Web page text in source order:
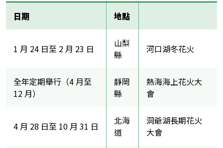
日期 地點
1 月 24 日至 2 月 23 日
山梨
縣
河口湖冬花火
全年定期舉行（4 月至
12 月）
靜岡
縣
熱海海上花火大
會
4 月 28 日至 10 月 31 日
北海
道
洞爺湖長期花火
大會